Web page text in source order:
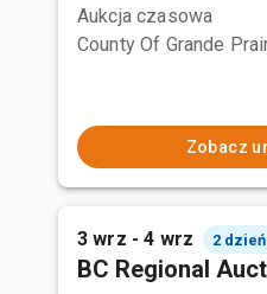
Aukcja czasowa
Zobacz
3 wrz - 4 wrz 2
BC Regional